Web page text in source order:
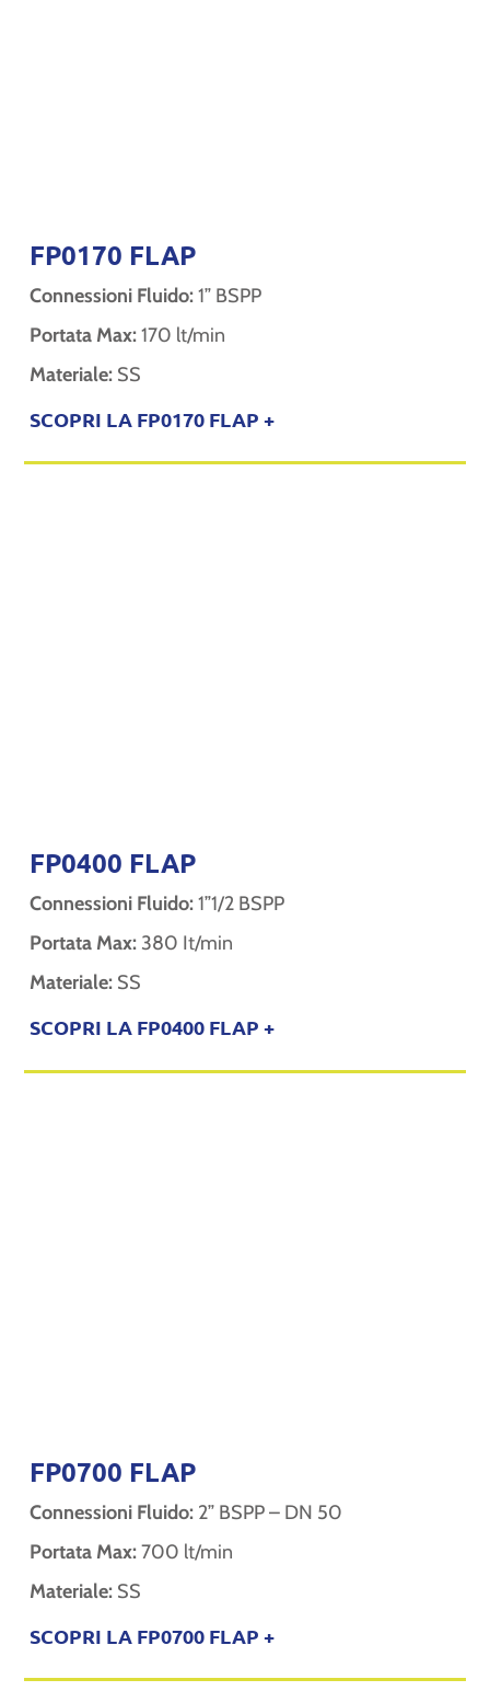
FP0170 FLAP
Connessioni Fluido:1” BSPP
Portata Max:170 lt/min
Materiale: SS
SCOPRI LA FP0170 FLAP +
FP0400 FLAP
Connessioni Fluido:1”1/2 BSPP
Portata Max: 380 It/min
Materiale: SS
SCOPRI LA FP0400 FLAP +
FP0700 FLAP
Connessioni Fluido: 2” BSPP – DN 50
Portata Max:700 lt/min
Materiale: SS
SCOPRI LA FP0700 FLAP +